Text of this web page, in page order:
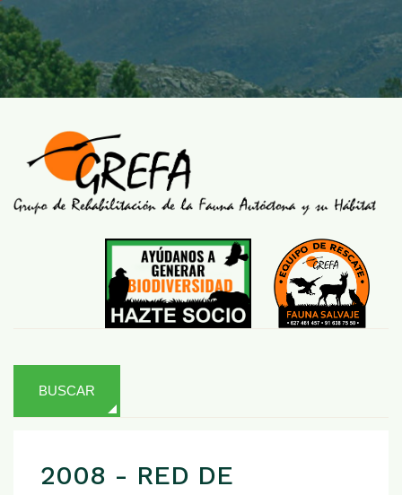
BUSCAR
2008 - RED DE